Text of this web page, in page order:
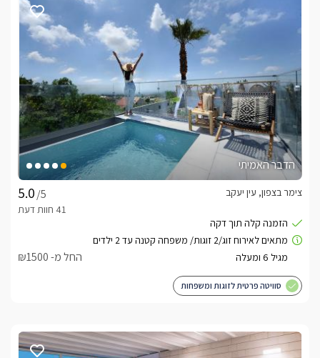
בלו-לזוגות בלבד -לחצו כאן
הדבר האמיתי
/5
צימר בצפון, עין יעקב
החל מ- ₪1500
סוויטה פרטית לזוגות ומשפחות